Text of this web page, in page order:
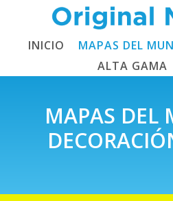
INICIO MAPAS DEL
ALTA GAMA
MAPAS DEL